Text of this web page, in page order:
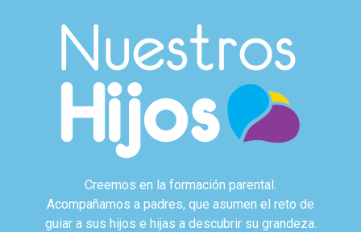
Creemos en la formación parental.
Acompañamos a padres, que asumen el reto de
guiar a sus hijos e hijas a descubrir su grandeza.